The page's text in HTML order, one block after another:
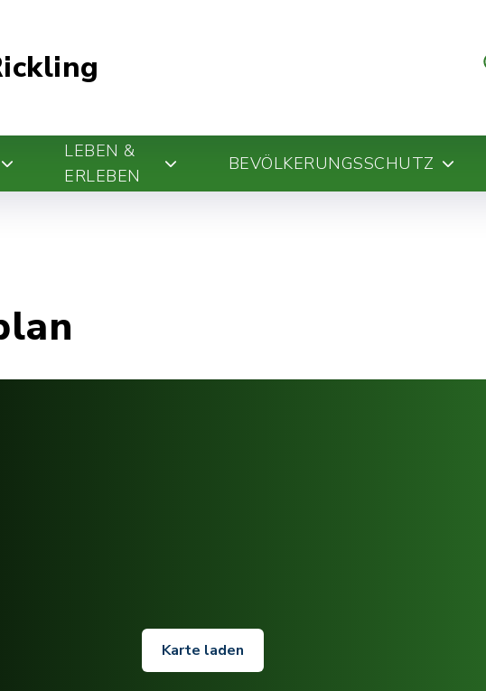
LEBEN &
ERLEBEN
BEVÖLKERUNGSSCHUTZ
Karte laden